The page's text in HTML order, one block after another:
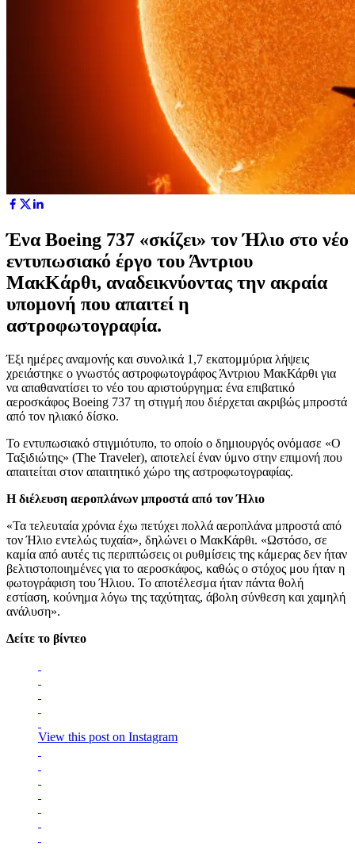
Ένα Boeing 737 «σκίζει» τον Ήλιο στο νέο
εντυπωσιακό έργο του Άντριου
ΜακΚάρθι, αναδεικνύοντας την ακραία
υπομονή που απαιτεί η
αστροφωτογραφία.
Έξι ημέρες αναμονής και συνολικά 1,7 εκατομμύρια λήψεις
χρειάστηκε ο γνωστός αστροφωτογράφος Άντριου ΜακΚάρθι για
να απαθανατίσει το νέο του αριστούργημα: ένα επιβατικό
αεροσκάφος Boeing 737 τη στιγμή που διέρχεται ακριβώς μπροστά
από τον ηλιακό δίσκο.
Το εντυπωσιακό στιγμιότυπο, το οποίο ο δημιουργός ονόμασε «Ο
Ταξιδιώτης» (The Traveler), αποτελεί έναν ύμνο στην επιμονή που
απαιτείται στον απαιτητικό χώρο της αστροφωτογραφίας.
Η διέλευση αεροπλάνων μπροστά από τον Ήλιο
«Τα τελευταία χρόνια έχω πετύχει πολλά αεροπλάνα μπροστά από
τον Ήλιο εντελώς τυχαία», δηλώνει ο ΜακΚάρθι. «Ωστόσο, σε
καμία από αυτές τις περιπτώσεις οι ρυθμίσεις της κάμερας δεν ήταν
βελτιστοποιημένες για το αεροσκάφος, καθώς ο στόχος μου ήταν η
φωτογράφιση του Ήλιου. Το αποτέλεσμα ήταν πάντα θολή
εστίαση, κούνημα λόγω της ταχύτητας, άβολη σύνθεση και χαμηλή
ανάλυση».
Δείτε το βίντεο
View this post on Instagram